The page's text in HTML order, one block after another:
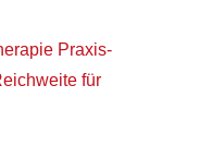
Praxis-
für